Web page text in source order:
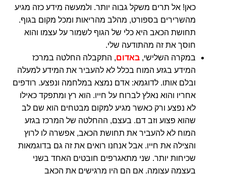
כאן! אל תרים משקל גבוה יותר. ולמעשה מידע כזה מגיע
מהשרירים בספורט, מהלב מהריאות ומכל מקום בגוף.
תחושת הכאב היא כלי של הגוף לשמור על עצמו והוא
חוסך את זה מהתודעה שלי.
במקרה השלישי, באדום, התקבלה החלטה במרכז
המידע בגזע המוח בכלל לא להעביר את המידע למעלה
ובלם אותו. לדוגמא: אדם נמצא במלחמה ונפצע. רודפים
אחריו והוא נאלץ לברוח על חייו. הוא רץ ומתפקד כאילו
לא נפצע ורק כאשר מגיע למקום מבטחים הוא שם לב
שהוא פצוע וזב דם. בעצם, ההחלטה של המרכז בגזע
המוח לא להעביר את תחושת הכאב, אפשרה לו לרוץ
והצילה את חייו. אבל אנחנו רואים את זה גם בדוגמאות
שכיחות יותר. שני מתאגרפים חובטים האחד בשני
בעצמה עצומה. אם הם היו מרגישים את הכאב